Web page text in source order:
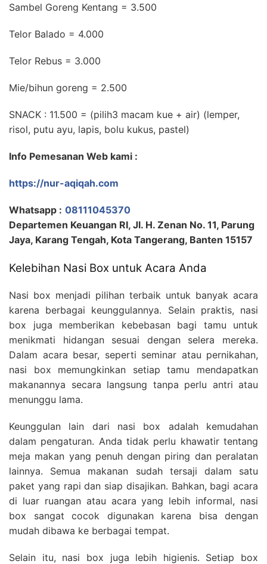
Sambel Goreng Kentang = 3.500
Telor Balado = 4.000
Telor Rebus = 3.000
Mie/bihun goreng = 2.500
SNACK : 11.500 = (pilih3 macam kue + air) (lemper,
risol, putu ayu, lapis, bolu kukus, pastel)
Info Pemesanan Web kami :
https://nur-aqiqah.com
Whatsapp : 08111045370
Departemen Keuangan RI, Jl. H. Zenan No. 11, Parung
Jaya, Karang Tengah, Kota Tangerang, Banten 15157
Kelebihan Nasi Box untuk Acara Anda
Nasi box menjadi pilihan terbaik untuk banyak acara
karena berbagai keunggulannya. Selain praktis, nasi
box juga memberikan kebebasan bagi tamu untuk
menikmati hidangan sesuai dengan selera mereka.
Dalam acara besar, seperti seminar atau pernikahan,
nasi box memungkinkan setiap tamu mendapatkan
makanannya secara langsung tanpa perlu antri atau
menunggu lama.
Keunggulan lain dari nasi box adalah kemudahan
dalam pengaturan. Anda tidak perlu khawatir tentang
meja makan yang penuh dengan piring dan peralatan
lainnya. Semua makanan sudah tersaji dalam satu
paket yang rapi dan siap disajikan. Bahkan, bagi acara
di luar ruangan atau acara yang lebih informal, nasi
box sangat cocok digunakan karena bisa dengan
mudah dibawa ke berbagai tempat.
Selain itu, nasi box juga lebih higienis. Setiap box